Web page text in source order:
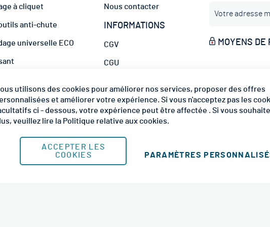
à cliquet
anti-chute
universelle ECO
Nous contacter
INFORMATIONS
CGV
CGU
Plan du site
c
i
o
n
t
MOYENS DE
utilisons des cookies pour améliorer nos services, proposer des offres
et améliorer votre expérience. Si vous n'acceptez pas les
ci - dessous, votre expérience peut être affectée . Si vous
veuillez lire la Politique relative aux cookies.
ACCEPTER LES
COOKIES
PARAMÈTRES